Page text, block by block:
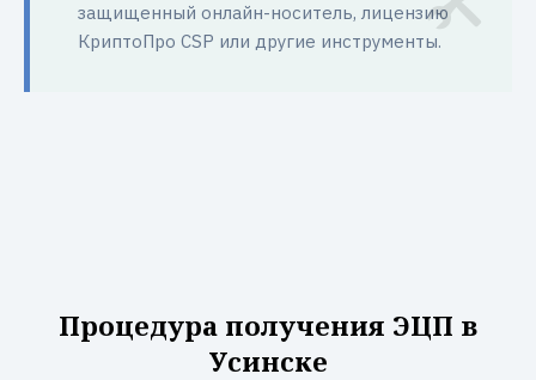
защищенный онлайн-носитель, лицензию
КриптоПро CSP или другие инструменты.
Процедура получения ЭЦП в
Усинске